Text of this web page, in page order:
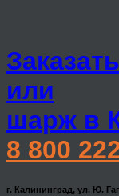
или
шарж в
8 800
г. Калининград, ул. Ю.